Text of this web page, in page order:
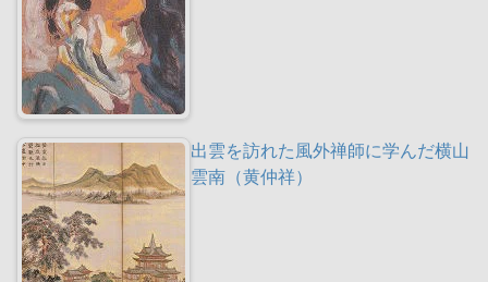
出雲を訪れた風外禅師に学んだ横山
雲南（黄仲祥）